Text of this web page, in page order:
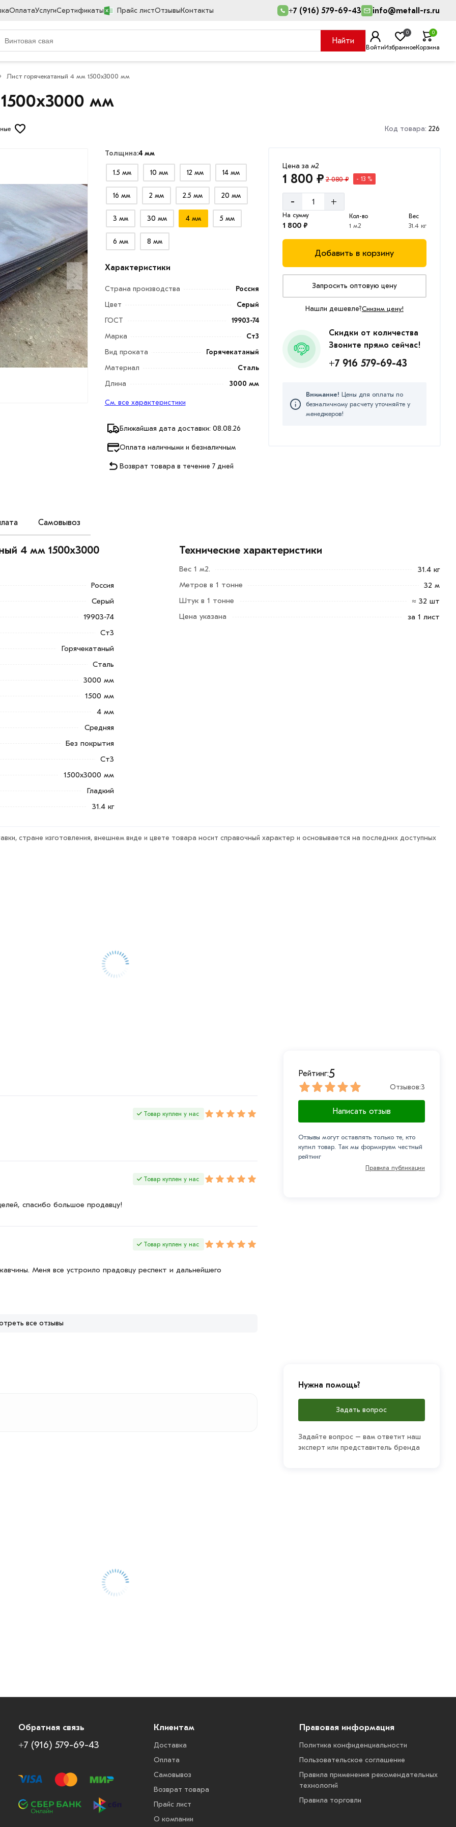
ОплатаУслугиСертификаты Прайс листОтзывыКонтакты +7 (916) 579-69-43 info@metall-rs.ru
Найти
ВойтиИзбранное
0
Корзина
0
Лист горячекатаный 4 мм 1500х3000 мм
мм
Код товара: 226
Толщина:4 мм
1.5 мм 10 мм 12 мм 14 мм
16 мм 2 мм 2.5 мм 20 мм
3 мм 30 мм 4 мм 5 мм
6 мм 8 мм
Характеристики
Страна производства
Россия
Цвет
Серый
ГОСТ
19903-74
Марка
Ст3
Вид проката
Горячекатаный
Материал
Сталь
Длина
3000 мм
См. все характеристики
Ближайшая дата доставки: 08.08.26
Оплата наличными и безналичным
Возврат товара в течение 7 дней
Цена за м2
1 800 ₽ 2 080 ₽ - 13 %
- +
На сумму
1 800 ₽
Кол-во
1 м2
Вес
31.4 кг
Добавить в корзину
Запросить оптовую цену
Нашли дешевле?Снизим цену!
Скидки от количества
Звоните прямо сейчас!
+7 916 579-69-43
Внимание! Цены для оплаты по
безналичному расчету уточняйте у
менеджеров!
Самовывоз
низколегированной, конструкционной
мм 1500х3000 мм из категории
с Вами для согласования
обязательно).
4 мм 1500х3000
Россия
Серый
19903-74
Ст3
Горячекатаный
Сталь
3000 мм
1500 мм
4 мм
Средняя
Без покрытия
Ст3
1500х3000 мм
Гладкий
31.4 кг
Технические характеристики
Вес 1 м2.
31.4 кг
Метров в 1 тонне
32 м
Штук в 1 тонне
≈ 32 шт
Цена указана
за 1 лист
стране изготовления, внешнем виде и цвете товара носит справочный характер и основывается на последних доступных
Товар куплен у нас
Товар куплен у нас
спасибо большое продавцу!
Товар куплен у нас
Меня все устроило прадовцу респект и дальнейшего
все отзывы
Рейтинг:5
Отзывов:3
Написать отзыв
Отзывы могут оставлять только те, кто
купил товар. Так мы формируем честный
рейтинг
Правила публикации
Нужна помощь?
Задать вопрос
Задайте вопрос – вам ответит наш
эксперт или представитель бренда
Обратная связь
+7 (916) 579-69-43
Клиентам
Доставка
Оплата
Самовывоз
Возврат товара
Прайс лист
О компании
Правовая информация
Политика конфиденциальности
Пользовательское соглашение
Правила применения рекомендательных
технологий
Правила торговли